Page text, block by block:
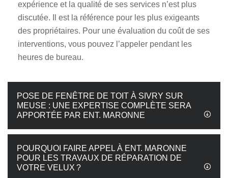
expérience et la qualité de ses services n’est plus
discutée. Il est la référence pour les plus exigeants
des propriétaires. Pour une évaluation du coût de ses
interventions, vous pouvez l’appeler pendant les
heures de bureau.
POSE DE FENÊTRE DE TOIT À SIVRY SUR
MEUSE : UNE EXPERTISE COMPLÈTE SERA
APPORTÉE PAR ENT. MARONNE
POURQUOI FAIRE APPEL À ENT. MARONNE
POUR LES TRAVAUX DE RÉPARATION DE
VOTRE VELUX ?